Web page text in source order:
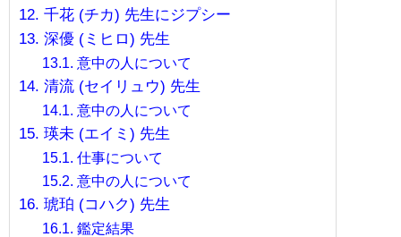
千花 (チカ) 先生にジプシー
深優 (ミヒロ) 先生
意中の人について
清流 (セイリュウ) 先生
意中の人について
瑛未 (エイミ) 先生
仕事について
意中の人について
琥珀 (コハク) 先生
鑑定結果